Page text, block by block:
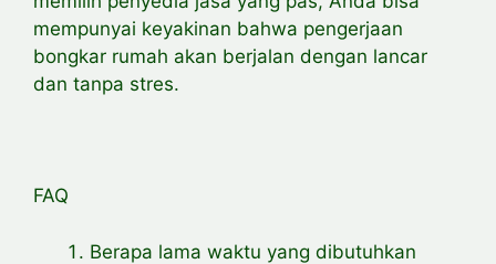
mempunyai keyakinan bahwa pengerjaan
bongkar rumah akan berjalan dengan lancar
dan tanpa stres.
FAQ
Berapa lama waktu yang dibutuhkan